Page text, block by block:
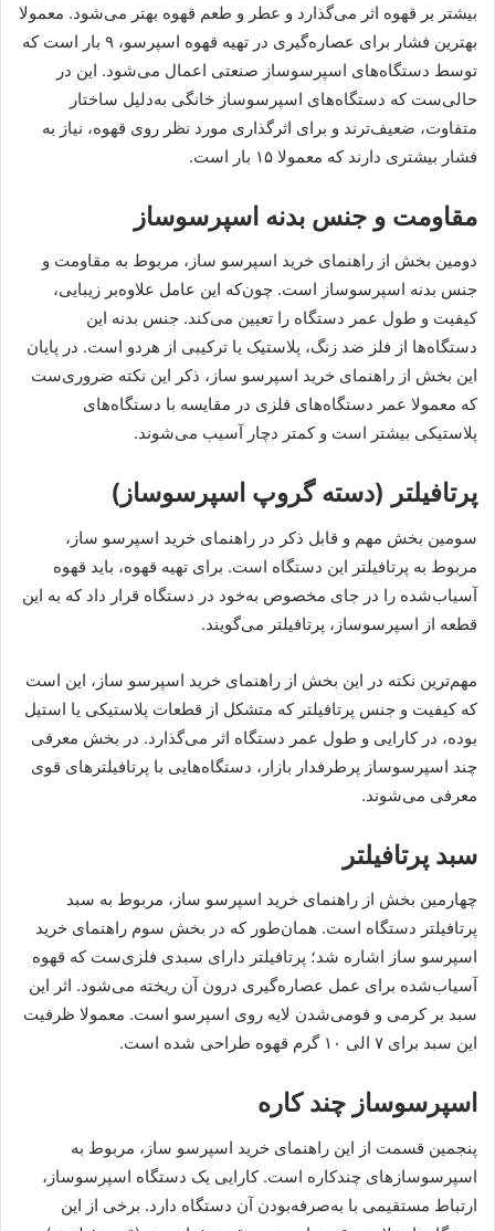
بیشتر بر قهوه اثر می‌گذارد و عطر و طعم قهوه بهتر می‌شود. معمولا
بهترین فشار برای عصاره‌گیری در تهیه قهوه اسپرسو، ۹ بار است که
توسط دستگاه‌های اسپرسوساز صنعتی اعمال می‌شود. این در
حالی‌ست که دستگاه‌های اسپرسوساز خانگی به‌دلیل ساختار
متفاوت، ضعیف‌ترند و برای اثرگذاری مورد ‌نظر روی قهوه، نیاز به
فشار بیشتری دارند که معمولا ۱۵ بار است.
مقاومت و جنس بدنه اسپرسوساز
دومین بخش از راهنمای خرید اسپرسو ساز، مربوط به مقاومت و
جنس بدنه اسپرسوساز است. چون‌که این عامل علاوه‌بر زیبایی،
کیفیت و طول عمر دستگاه را تعیین می‌کند. جنس بدنه این
دستگاه‌ها از فلز ضد زنگ، پلاستیک یا ترکیبی از هردو است. در پایان
این بخش از راهنمای خرید اسپرسو ساز، ذکر این نکته ضروری‌ست
که معمولا عمر دستگاه‌های فلزی در مقایسه با دستگاه‌های
پلاستیکی بیشتر است و کمتر دچار آسیب می‌شوند.
پرتافیلتر (دسته گروپ اسپرسوساز)
سومین بخش مهم و قابل ذکر در راهنمای خرید اسپرسو ساز،
مربوط به پرتافیلتر این دستگاه است. برای تهیه قهوه، باید قهوه
آسیاب‌شده را در جای مخصوص به‌خود در دستگاه قرار داد که به این
قطعه از اسپرسوساز، پرتافیلتر می‌گویند.
مهم‌ترین نکته در این بخش از راهنمای خرید اسپرسو ساز، این است
که کیفیت و جنس پرتافیلتر که متشکل از قطعات پلاستیکی یا استیل
بوده، در کارایی و طول عمر دستگاه اثر می‌گذارد. در بخش معرفی
چند اسپرسوساز پرطرفدار بازار، دستگاه‎‌هایی با پرتافیلتر‌های قوی
معرفی می‌شوند.
سبد پرتافیلتر
چهارمین بخش از راهنمای خرید اسپرسو ساز، مربوط به سبد
پرتافیلتر دستگاه است. همان‌طور که در بخش سوم راهنمای خرید
اسپرسو ساز اشاره شد؛ پرتافیلتر دارای سبدی فلزی‌ست که قهوه
آسیاب‌شده برای عمل عصاره‌گیری درون آن ریخته می‌شود. اثر این
سبد بر کرمی و فومی‌شدن لایه روی اسپرسو است. معمولا ظرفیت
این سبد برای ۷ الی ۱۰ گرم قهوه طراحی شده ‌است.
اسپرسوساز چند کاره
پنجمین قسمت از این راهنمای خرید اسپرسو ساز، مربوط به
اسپرسوسازهای چندکاره است. کارایی یک دستگاه اسپرسوساز،
ارتباط مستقیمی با به‌صرفه‌بودن آن دستگاه دارد. برخی از این